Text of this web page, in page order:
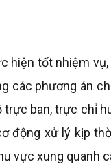
hiện tốt nhiệm
các phương án
trực ban, trực chỉ
động xử lý kịp
vực xung quanh